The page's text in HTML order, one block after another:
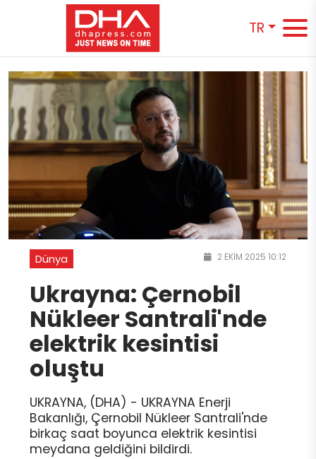
TR
Dünya 2 EKIM 2025 10:12
Ukrayna: Çernobil
Nükleer Santrali'nde
elektrik kesintisi
oluştu
UKRAYNA, (DHA) - UKRAYNA Enerji
Bakanlığı, Çernobil Nükleer Santrali'nde
birkaç saat boyunca elektrik kesintisi
meydana geldiğini bildirdi.